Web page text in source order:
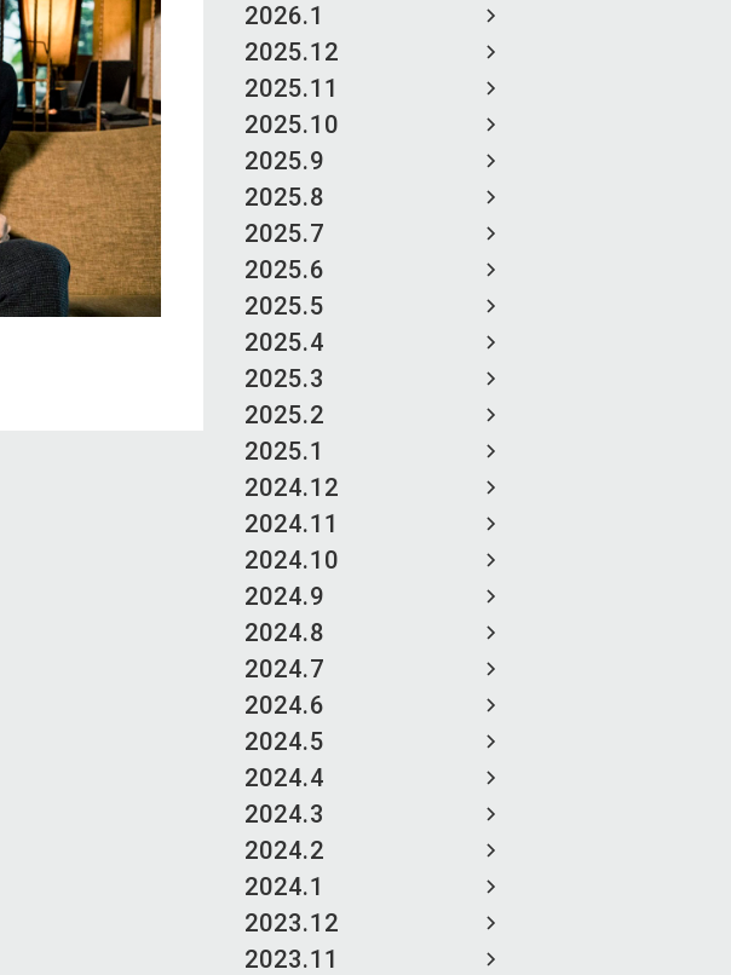
2026.1
2025.12
2025.11
2025.10
2025.9
2025.8
2025.7
2025.6
2025.5
2025.4
2025.3
2025.2
2025.1
2024.12
2024.11
2024.10
2024.9
2024.8
2024.7
2024.6
2024.5
2024.4
2024.3
2024.2
2024.1
2023.12
2023.11